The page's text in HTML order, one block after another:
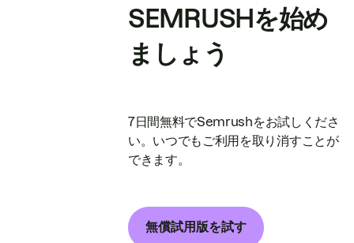
SEMRUSHを始め
ましょう
7日間無料でSemrushをお試しくださ
い。いつでもご利用を取り消すことが
できます。
無償試用版を試す